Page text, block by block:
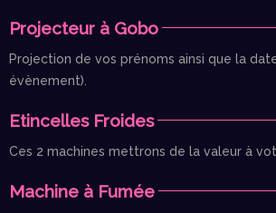
Projecteur à Gobo
Projection de vos prénoms ainsi que la
évènement).
Etincelles Froides
Ces 2 machines mettrons de la valeur à
Machine à Fumée